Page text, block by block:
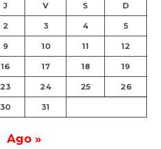
J V S D
2 3 4 5
9 10 11 12
16 17 18 19
23 24 25 26
30 31
Ago »